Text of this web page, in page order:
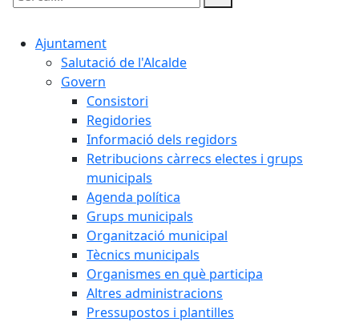
Cercar:
Ajuntament
Salutació de l'Alcalde
Govern
Consistori
Regidories
Informació dels regidors
Retribucions càrrecs electes i grups
municipals
Agenda política
Grups municipals
Organització municipal
Tècnics municipals
Organismes en què participa
Altres administracions
Pressupostos i plantilles